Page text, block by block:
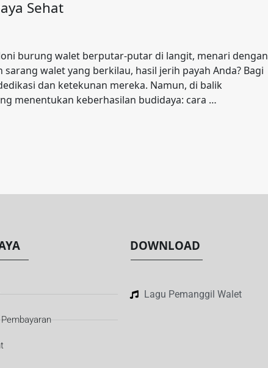
Sehat
burung walet berputar-putar di langit, menari dengan
walet yang berkilau, hasil jerih payah Anda? Bagi
dan ketekunan mereka. Namun, di balik
menentukan keberhasilan budidaya: cara …
DOWNLOAD
Lagu Pemanggil Walet